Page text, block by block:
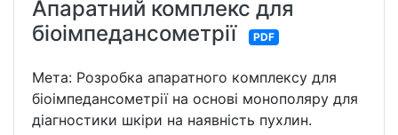
Апаратний комплекс для
біоімпедансометрії
PDF
Мета: Розробка апаратного комплексу для
біоімпедансометрії на основі монополяру для
діагностики шкіри на наявність пухлин.